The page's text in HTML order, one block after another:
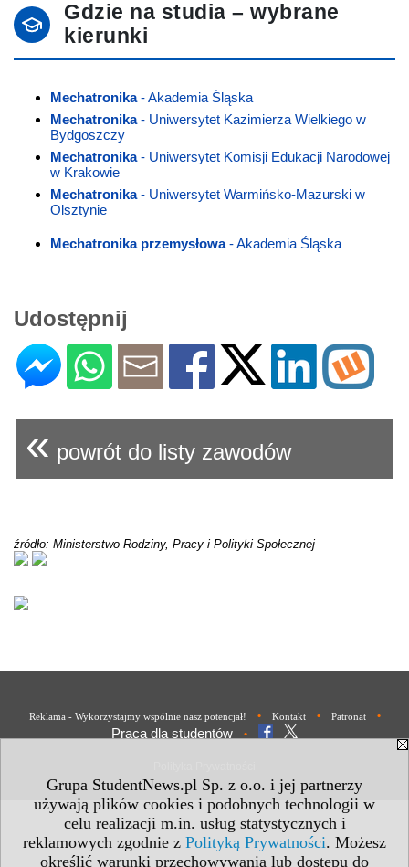
Grupa StudentNews.pl Sp. z o.o. i jej partnerzy
używają plików cookies i podobnych technologii w
celu realizacji m.in. usług statystycznych i
reklamowych zgodnie z Polityką Prywatności. Możesz
określić warunki przechowywania lub dostępu do
Gdzie na studia – wybrane
kierunki
Mechatronika- Akademia Śląska
Mechatronika- Uniwersytet Kazimierza Wielkiego w
Bydgoszczy
Mechatronika- Uniwersytet Komisji Edukacji Narodowej
w Krakowie
Mechatronika- Uniwersytet Warmińsko-Mazurski w
Olsztynie
Mechatronika przemysłowa- Akademia Śląska
Udostępnij
« powrót do listy zawodów
źródło: Ministerstwo Rodziny, Pracy i Polityki Społecznej
Reklama - Wykorzystajmy wspólnie nasz potencjał! • Kontakt • Patronat •
Praca dla studentów •